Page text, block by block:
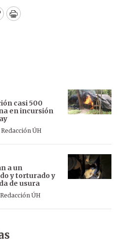
Print
casi 500
en incursión
Redacción ÚH
a un
y torturado y
de usura
Redacción ÚH